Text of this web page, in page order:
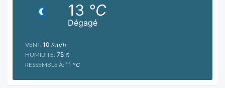
Dégagé
13 °C
VENT: 10 Km/h
HUMIDITÉ: 75 %
RESSEMBLE À: 11 °C